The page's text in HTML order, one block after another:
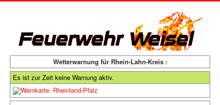
Wetterwarnung für Rhein-Lahn-Kreis :
Es ist zur Zeit keine Warnung aktiv.